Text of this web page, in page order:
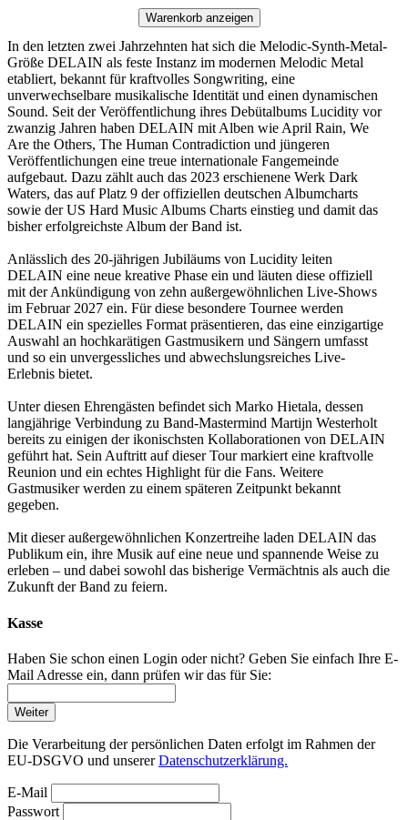
Warenkorb anzeigen
In den letzten zwei Jahrzehnten hat sich die Melodic-Synth-Metal-
Größe DELAIN als feste Instanz im modernen Melodic Metal
etabliert, bekannt für kraftvolles Songwriting, eine
unverwechselbare musikalische Identität und einen dynamischen
Sound. Seit der Veröffentlichung ihres Debütalbums Lucidity vor
zwanzig Jahren haben DELAIN mit Alben wie April Rain, We
Are the Others, The Human Contradiction und jüngeren
Veröffentlichungen eine treue internationale Fangemeinde
aufgebaut. Dazu zählt auch das 2023 erschienene Werk Dark
Waters, das auf Platz 9 der offiziellen deutschen Albumcharts
sowie der US Hard Music Albums Charts einstieg und damit das
bisher erfolgreichste Album der Band ist.
Anlässlich des 20-jährigen Jubiläums von Lucidity leiten
DELAIN eine neue kreative Phase ein und läuten diese offiziell
mit der Ankündigung von zehn außergewöhnlichen Live-Shows
im Februar 2027 ein. Für diese besondere Tournee werden
DELAIN ein spezielles Format präsentieren, das eine einzigartige
Auswahl an hochkarätigen Gastmusikern und Sängern umfasst
und so ein unvergessliches und abwechslungsreiches Live-
Erlebnis bietet.
Unter diesen Ehrengästen befindet sich Marko Hietala, dessen
langjährige Verbindung zu Band-Mastermind Martijn Westerholt
bereits zu einigen der ikonischsten Kollaborationen von DELAIN
geführt hat. Sein Auftritt auf dieser Tour markiert eine kraftvolle
Reunion und ein echtes Highlight für die Fans. Weitere
Gastmusiker werden zu einem späteren Zeitpunkt bekannt
gegeben.
Mit dieser außergewöhnlichen Konzertreihe laden DELAIN das
Publikum ein, ihre Musik auf eine neue und spannende Weise zu
erleben – und dabei sowohl das bisherige Vermächtnis als auch die
Zukunft der Band zu feiern.
Kasse
Haben Sie schon einen Login oder nicht? Geben Sie einfach Ihre E-
Mail Adresse ein, dann prüfen wir das für Sie:
Weiter
Die Verarbeitung der persönlichen Daten erfolgt im Rahmen der
EU-DSGVO und unsererDatenschutzerklärung.
E-Mail
Passwort